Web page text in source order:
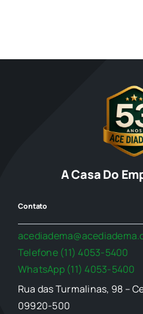
A Casa Do
Contato
Telefone (11) 4053-5400
WhatsApp (11) 4053-5400
Rua das Turmalinas, 98 –
09920-500